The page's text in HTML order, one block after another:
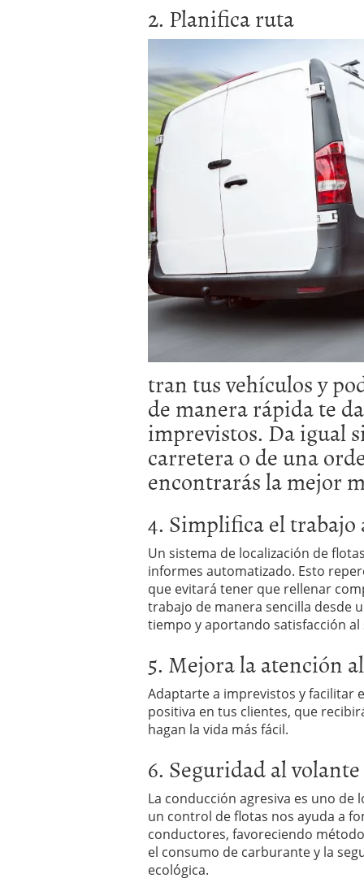
2. Planifica ruta
tran tus vehículos y
de manera rápida te
imprevistos. Da igual
carretera o de una
encontrarás la mejor
4. Simplifica el trabajo
Un sistema de localización de
informes automatizado. Esto
que evitará tener que rellenar
trabajo de manera sencilla desde
tiempo y aportando satisfacción
5. Mejora la atención
Adaptarte a imprevistos y facilitar
positiva en tus clientes, que
hagan la vida más fácil.
6. Seguridad al volante
La conducción agresiva es uno
un control de flotas nos ayuda a
conductores, favoreciendo
el consumo de carburante y la
ecológica.